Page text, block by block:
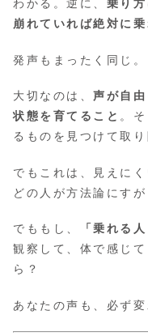
わかる。逆に、 乗り
崩れていれば絶対に
発声もまったく同じ。
大切なのは、声が自
状態を育てること 。
るものを見つけて取り
でもこれは、見えに
どの人が方法論にす
でももし、 「乗れる
観察して、体で感じ
ら？
あなたの声も、必ず